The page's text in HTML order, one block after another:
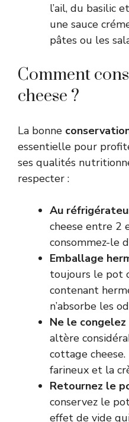
l’ail, du basilic
une sauce
pâtes ou les
Comment
cheese ?
La bonne
essentielle pour
ses qualités
respecter :
Au
cheese entre 2
consommez-le
Emballage
toujours le pot
contenant
n’absorbe les
Ne le congelez
altère
cottage
farineux et la
Retournez le
conservez le
effet de vide